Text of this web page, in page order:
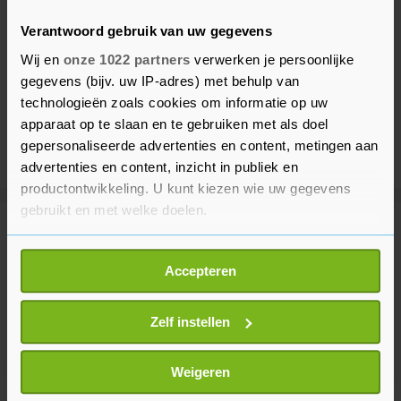
Verantwoord gebruik van uw gegevens
Wij en onze 1022 partners verwerken je persoonlijke
gegevens (bijv. uw IP-adres) met behulp van
technologieën zoals cookies om informatie op uw
apparaat op te slaan en te gebruiken met als doel
gepersonaliseerde advertenties en content, metingen aan
advertenties en content, inzicht in publiek en
productontwikkeling. U kunt kiezen wie uw gegevens
gebruikt en met welke doelen.
Als u het toestaat, willen we ook graag:
Informatie verzamelen over uw geografische
locatie, die tot een paar meter nauwkeurig kan zijn
Uw apparaat identificeren door het actief te
scannen op specifieke eigenschappen (fingerprinting)
Lees meer over hoe uw persoonlijke gegevens worden
verwerkt en stel uw voorkeuren in het
Accepteren
Zelf instellen
Weigeren
Meer uit Sport
Titelverdedigster Ferrand-Prévot
niet meer van start in Tour